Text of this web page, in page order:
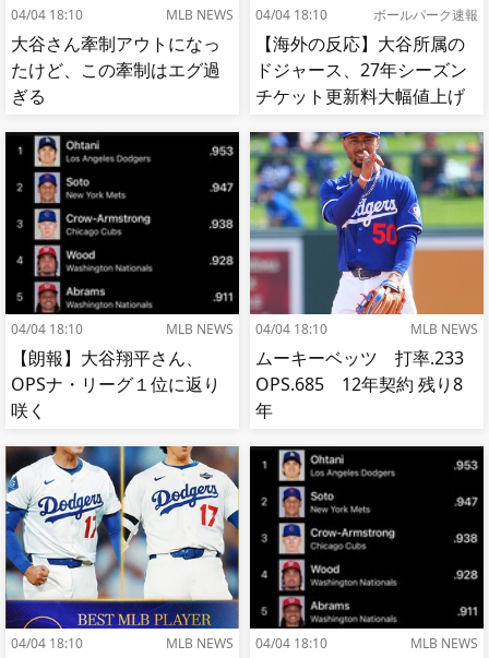
04/04 18:10 MLB NEWS
大谷さん牽制アウトになっ
たけど、この牽制はエグ過
ぎる
04/04 18:10 ボールパーク速報
【海外の反応】大谷所属の
ドジャース、27年シーズン
チケット更新料大幅値上げ
04/04 18:10 MLB NEWS
【朗報】大谷翔平さん、
OPSナ・リーグ１位に返り
咲く
04/04 18:10 MLB NEWS
ムーキーベッツ 打率.233
OPS.685 12年契約 残り8
年
04/04 18:10 MLB NEWS 04/04 18:10 MLB NEWS